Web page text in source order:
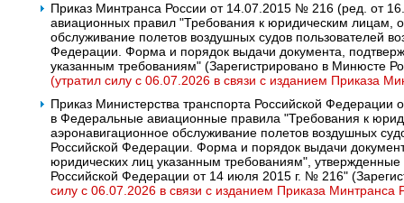
Приказ Минтранса России от 14.07.2015 № 216 (ред. от
авиационных правил "Требования к юридическим лицам,
обслуживание полетов воздушных судов пользователей
Федерации. Форма и порядок выдачи документа,
указанным требованиям" (Зарегистрировано в Минюсте
(утратил силу с 06.07.2026 в связи с изданием Приказа
Приказ Министерства транспорта Российской
в Федеральные авиационные правила "Требования к
аэронавигационное обслуживание полетов воздушных
Российской Федерации. Форма и порядок выдачи
юридических лиц указанным требованиям",
Российской Федерации от 14 июля 2015 г. № 216"
силу с 06.07.2026 в связи с изданием Приказа